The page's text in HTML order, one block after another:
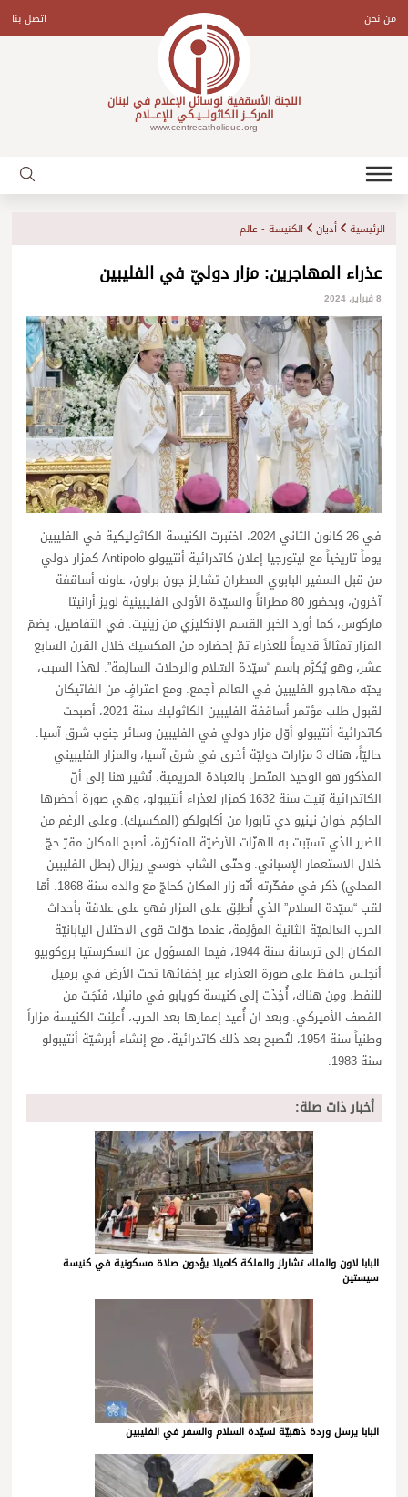
contentمن نحن اتصل بنا
اللجنة الأسقفية لوسائل الإعلام في لبنان
المركـــز الكاثولـــيـكي للإعـــلام
www.centrecatholique.org
الرئيسية أديان الكنيسة - عالم
عذراء المهاجرين: مزار دوليّ في الفليبين
8 فبراير، 2024
في 26 كانون الثاني 2024، اختبرت الكنيسة الكاثوليكية في الفليبين
يوماً تاريخياً مع ليتورجيا إعلان كاتدرائية أنتيبولو Antipolo كمزار دولي
من قبل السفير البابوي المطران تشارلز جون براون، عاونه أساقفة
آخرون، وبحضور 80 مطراناً والسيّدة الأولى الفليبينية لويز أرانيتا
ماركوس، كما أورد الخبر القسم الإنكليزي من زينيت. في التفاصيل، يضمّ
المزار تمثالاً قديماً للعذراء تمّ إحضاره من المكسيك خلال القرن السابع
عشر، وهو يُكرَّم باسم “سيّدة السّلام والرحلات السالِمة”. لهذا السبب،
يحبّه مهاجرو الفليبين في العالم أجمع. ومع اعترافٍ من الفاتيكان
لقبول طلب مؤتمر أساقفة الفليبين الكاثوليك سنة 2021، أصبحت
كاتدرائية أنتيبولو أوّل مزار دولي في الفليبين وسائر جنوب شرق آسيا.
حاليّاً، هناك 3 مزارات دوليّة أخرى في شرق آسيا، والمزار الفليبيني
المذكور هو الوحيد المتّصل بالعبادة المريمية. نُشير هنا إلى أنّ
الكاتدرائية بُنيت سنة 1632 كمزار لعذراء أنتيبولو، وهي صورة أحضرها
الحاكِم خوان نينيو دي تابورا من أكابولكو (المكسيك). وعلى الرغم من
الضرر الذي تسبّبت به الهزّات الأرضيّة المتكرّرة، أصبح المكان مقرّ حجّ
خلال الاستعمار الإسباني. وحتّى الشاب خوسي ريزال (بطل الفليبين
المحلي) ذكر في مفكّرته أنّه زار المكان كحاجّ مع والده سنة 1868. أمّا
لقب “سيّدة السلام” الذي أُطلِق على المزار فهو على علاقة بأحداث
الحرب العالميّة الثانية المؤلِمة، عندما حوّلت قوى الاحتلال اليابانيّة
المكان إلى ترسانة سنة 1944، فيما المسؤول عن السكرستيا بروكوبيو
أنجلس حافظ على صورة العذراء عبر إخفائها تحت الأرض في برميل
للنفط. ومِن هناك، أُخِذَت إلى كنيسة كويابو في مانيلا، فنَجَت من
القصف الأميركي. وبعد ان أُعيد إعمارها بعد الحرب، أُعلِنت الكنيسة مزاراً
وطنياً سنة 1954، لتُصبح بعد ذلك كاتدرائية، مع إنشاء أبرشيّة أنتيبولو
سنة 1983.
أخبار ذات صلة:
البابا لاون والملك تشارلز والملكة كاميلا يؤدون صلاة مسكونية في كنيسة
سيستين
البابا يرسل وردة ذهبيّة لسيّدة السلام والسفر في الفليبين